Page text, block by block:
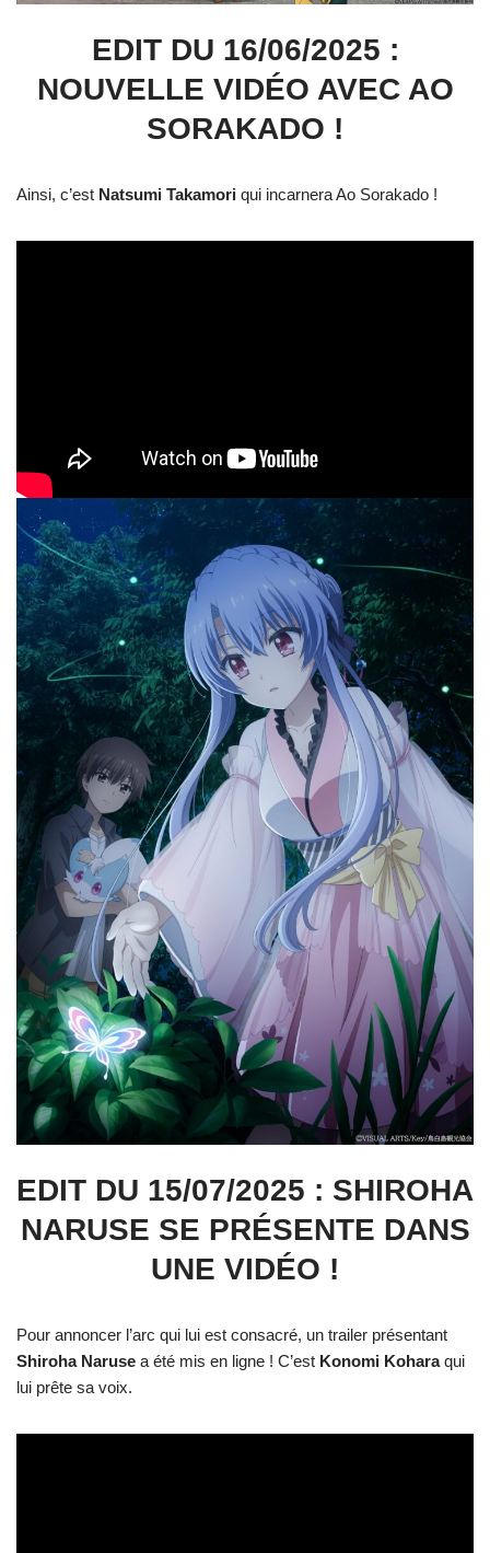
EDIT DU 16/06/2025 :
NOUVELLE VIDÉO AVEC AO
SORAKADO !
Ainsi, c’est Natsumi Takamori qui incarnera Ao Sorakado !
EDIT DU 15/07/2025 : SHIROHA
NARUSE SE PRÉSENTE DANS
UNE VIDÉO !
Pour annoncer l’arc qui lui est consacré, un trailer présentant
Shiroha Naruse a été mis en ligne ! C’est Konomi Koharaqui
lui prête sa voix.